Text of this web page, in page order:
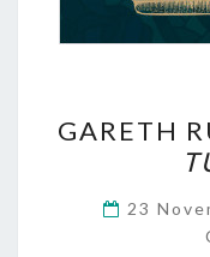
GARETH
23